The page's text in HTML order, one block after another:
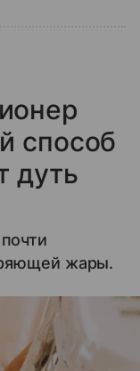
способ
дуть
жары.